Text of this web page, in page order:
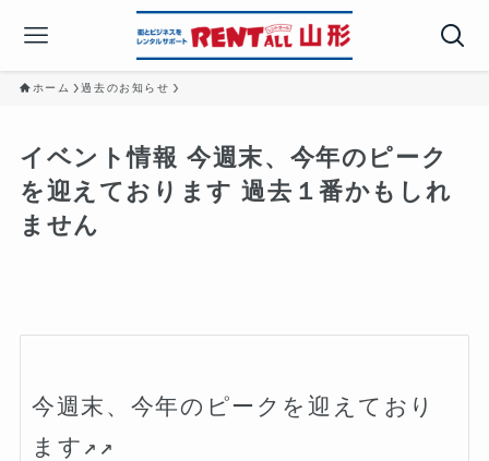
ホーム 過去のお知らせ
イベント情報 今週末、今年のピーク
を迎えております️️ 過去１番かもしれ
ません
今週末、今年のピークを迎えており
ます↗️↗️